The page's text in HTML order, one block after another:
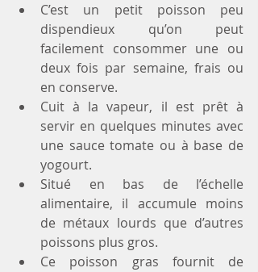
C’est un petit poisson peu
dispendieux qu’on peut
facilement consommer une ou
deux fois par semaine, frais ou
en conserve.
Cuit à la vapeur, il est prêt à
servir en quelques minutes avec
une sauce tomate ou à base de
yogourt.
Situé en bas de l’échelle
alimentaire, il accumule moins
de métaux lourds que d’autres
poissons plus gros.
Ce poisson gras fournit de